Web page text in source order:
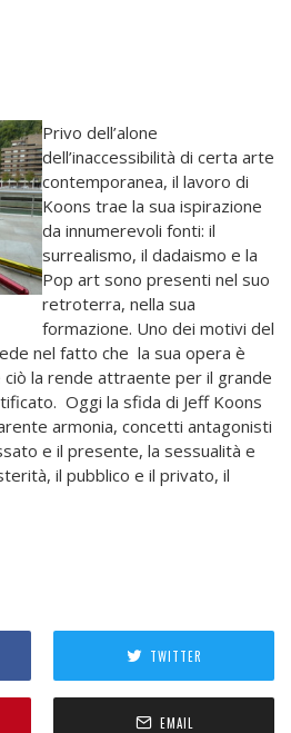
Privo dell’alone
dell’inaccessibilità di certa arte
contemporanea, il lavoro di
Koons trae la sua ispirazione
da innumerevoli fonti: il
surrealismo, il dadaismo e la
Pop art sono presenti nel suo
retroterra, nella sua
formazione. Uno dei motivi del
nel fatto che la sua opera è
la rende attraente per il grande
Oggi la sfida di Jeff Koons
armonia, concetti antagonisti
e il presente, la sessualità e
il pubblico e il privato, il
TWITTER
EMAIL